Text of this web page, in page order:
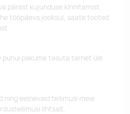
pärast kujunduse kinnitamist.
tööpäeva jooksul, saate tooted
pakume tasuta tarnet üle
ning eelnevaid tellimusi meie
lihtsalt.